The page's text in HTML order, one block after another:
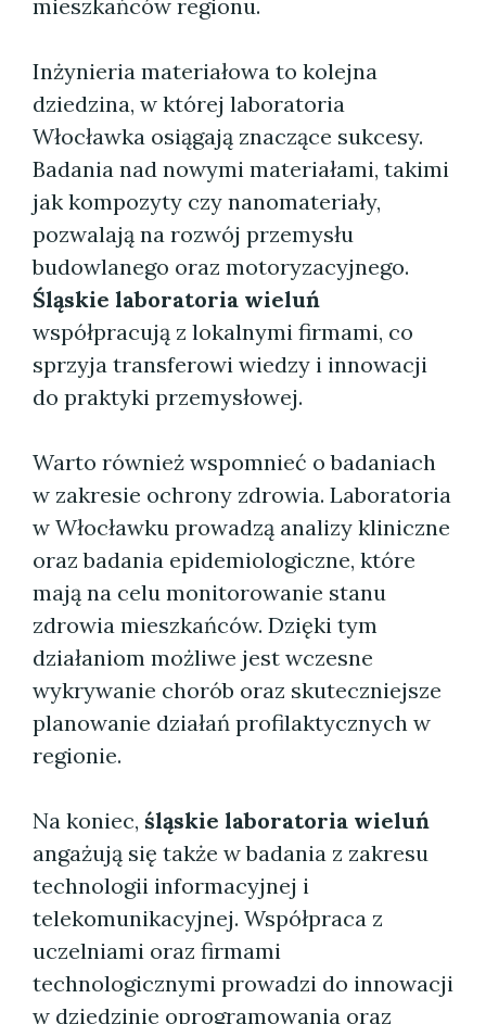
mieszkańców regionu.
Inżynieria materiałowa to kolejna
dziedzina, w której laboratoria
Włocławka osiągają znaczące sukcesy.
Badania nad nowymi materiałami, takimi
jak kompozyty czy nanomateriały,
pozwalają na rozwój przemysłu
budowlanego oraz motoryzacyjnego.
Śląskie laboratoria wieluń
współpracują z lokalnymi firmami, co
sprzyja transferowi wiedzy i innowacji
do praktyki przemysłowej.
Warto również wspomnieć o badaniach
w zakresie ochrony zdrowia. Laboratoria
w Włocławku prowadzą analizy kliniczne
oraz badania epidemiologiczne, które
mają na celu monitorowanie stanu
zdrowia mieszkańców. Dzięki tym
działaniom możliwe jest wczesne
wykrywanie chorób oraz skuteczniejsze
planowanie działań profilaktycznych w
regionie.
Na koniec, śląskie laboratoria wieluń
angażują się także w badania z zakresu
technologii informacyjnej i
telekomunikacyjnej. Współpraca z
uczelniami oraz firmami
technologicznymi prowadzi do innowacji
w dziedzinie oprogramowania oraz